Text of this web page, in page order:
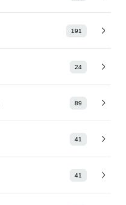
191
24
89
41
41